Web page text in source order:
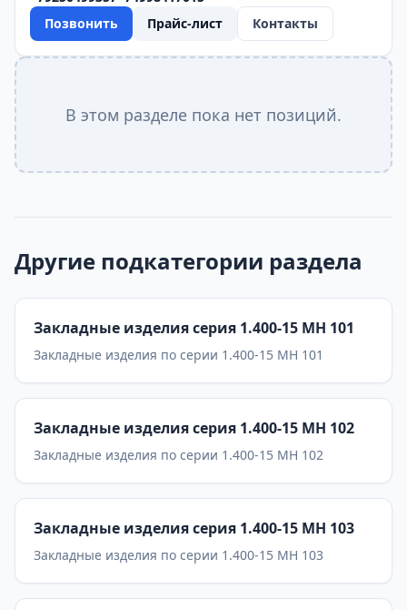
Позвонить
Прайс-лист Контакты
В этом разделе пока нет позиций.
Другие подкатегории раздела
Закладные изделия серия 1.400-15 МН 101
Закладные изделия по серии 1.400-15 МН 101
Закладные изделия серия 1.400-15 МН 102
Закладные изделия по серии 1.400-15 МН 102
Закладные изделия серия 1.400-15 МН 103
Закладные изделия по серии 1.400-15 МН 103